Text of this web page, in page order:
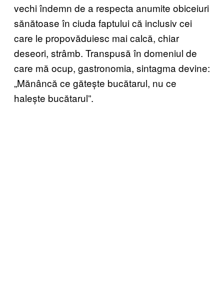
vechi îndemn de a respecta anumite obiceiuri
sănătoase în ciuda faptului că inclusiv cei
care le propovăduiesc mai calcă, chiar
deseori, strâmb. Transpusă în domeniul de
care mă ocup, gastronomia, sintagma devine:
„Mănâncă ce gătește bucătarul, nu ce
halește bucătarul”.